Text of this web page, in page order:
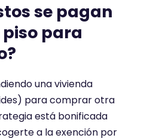
se pagan
para
una vivienda
para comprar otra
está bonificada
a la exención por